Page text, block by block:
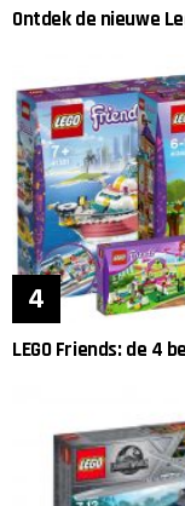
Ontdek de nieuwe
LEGO Friends: de 4